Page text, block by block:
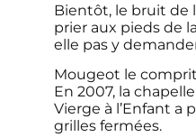
Bientôt, le bruit de
prier aux pieds de
elle pas y
Mougeot le
En 2007, la
Vierge à l’Enfant a
grilles fermées.